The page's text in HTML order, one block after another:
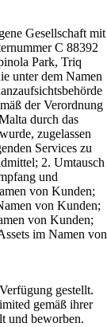
Gesellschaft mit
C 88392
Park, Triq
unter dem Namen
der Verordnung
durch das
zugelassen
Services zu
2. Umtausch
und
von Kunden;
von Kunden;
von Kunden;
im Namen von
gestellt.
gemäß ihrer
und beworben.